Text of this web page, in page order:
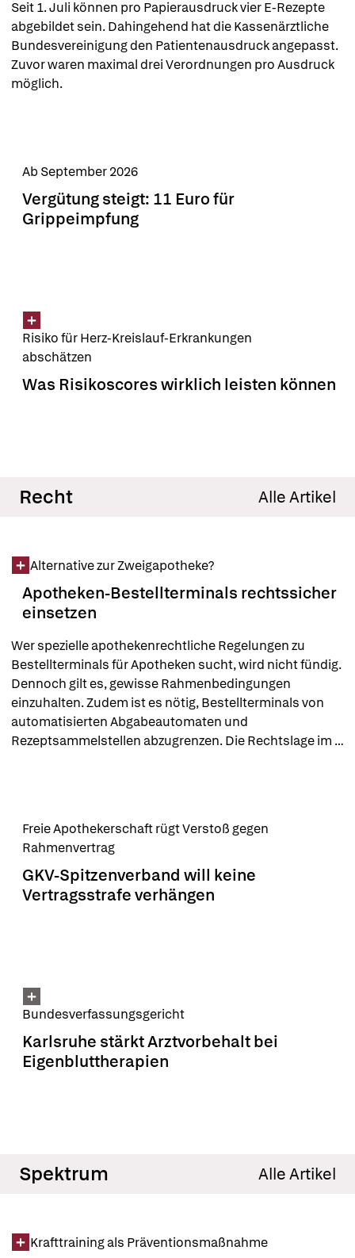
Seit 1. Juli können pro Papierausdruck vier E-Rezepte
abgebildet sein. Dahingehend hat die Kassenärztliche
Bundesvereinigung den Patientenausdruck angepasst.
Zuvor waren maximal drei Verordnungen pro Ausdruck
möglich.
Vergütung steigt: 11 Euro für
Grippeimpfung
Ab September 2026
Was Risikoscores wirklich leisten können
Risiko für Herz-Kreislauf-Erkrankungen
abschätzen
Recht Alle Artikel
Apotheken-Bestellterminals rechtssicher
einsetzen
Wer spezielle apothekenrechtliche Regelungen zu
Bestellterminals für Apotheken sucht, wird nicht fündig.
Dennoch gilt es, gewisse Rahmenbedingungen
einzuhalten. Zudem ist es nötig, Bestellterminals von
automatisierten Abgabeautomaten und
Rezeptsammelstellen abzugrenzen. Die Rechtslage im
Alternative zur Zweigapotheke?
GKV-Spitzenverband will keine
Vertragsstrafe verhängen
Freie Apothekerschaft rügt Verstoß gegen
Rahmenvertrag
Karlsruhe stärkt Arztvorbehalt bei
Eigenbluttherapien
Bundesverfassungsgericht
Spektrum Alle Artikel
Krafttraining als Präventionsmaßnahme